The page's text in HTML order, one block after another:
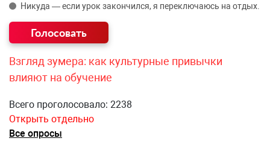
Никуда — если урок закончился, я переключаюсь на отдых.
Взгляд зумера: как культурные привычки
влияют на обучение
Всего проголосовало: 2238
Открыть отдельно
Все опросы